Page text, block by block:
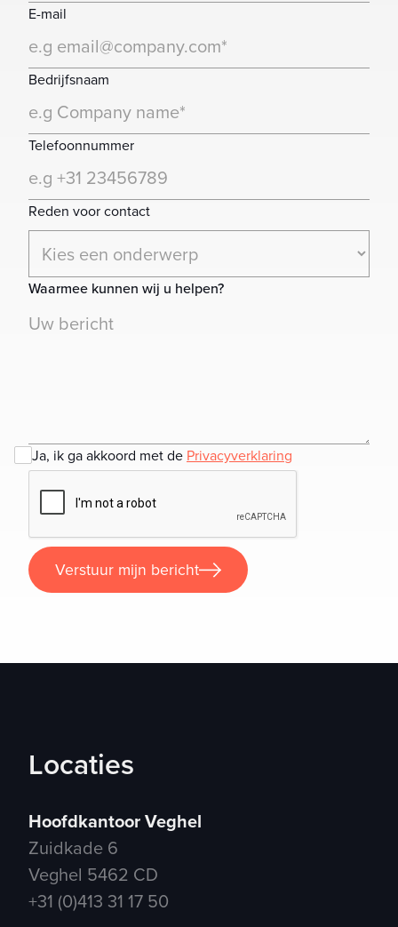
E-mail
Bedrijfsnaam
Telefoonnummer
Reden voor contact
Waarmee kunnen wij u helpen?
Ja, ik ga akkoord met de Privacyverklaring
Verstuur mijn bericht
Locaties
Hoofdkantoor Veghel
Zuidkade 6
Veghel 5462 CD
+31 (0)413 31 17 50